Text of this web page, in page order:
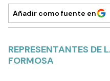
Añadir como fuente en
REPRESENTANTES DE
FORMOSA